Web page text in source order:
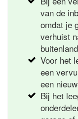
van de
omdat je
verhuist
Voor het
een
een
Bij het